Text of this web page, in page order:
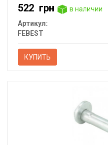
522 грн
в наличии
Артикул:
FEBEST
КУПИТЬ